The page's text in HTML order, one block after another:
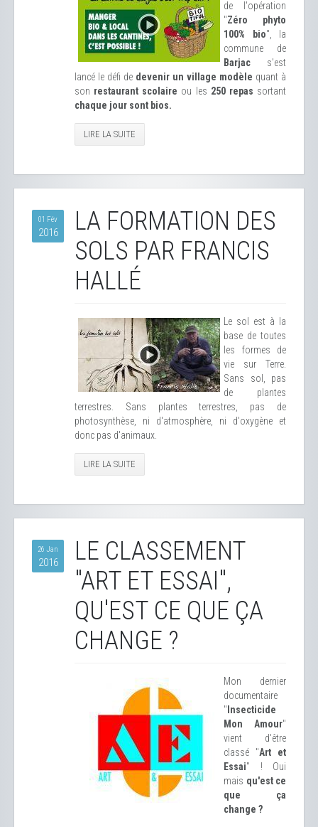
de l'opération
"Zéro phyto
100% bio", la
commune de
Barjac s'est
lancé le défi de devenir un village modèle quant à
son restaurant scolaire ou les 250 repas sortant
chaque jour sont bios.
LIRE LA SUITE
01 Fév
2016
LA FORMATION DES
SOLS PAR FRANCIS
HALLÉ
Le sol est à la
base de toutes
les formes de
vie sur Terre.
Sans sol, pas
de plantes
terrestres. Sans plantes terrestres, pas de
photosynthèse, ni d'atmosphère, ni d'oxygène et
donc pas d'animaux.
LIRE LA SUITE
26 Jan
2016
LE CLASSEMENT
"ART ET ESSAI",
QU'EST CE QUE ÇA
CHANGE ?
Mon dernier
documentaire
" Insecticide
Mon Amour"
vient d'être
classé "Art et
Essai" ! Oui
mais qu'est ce
que ça
change ?